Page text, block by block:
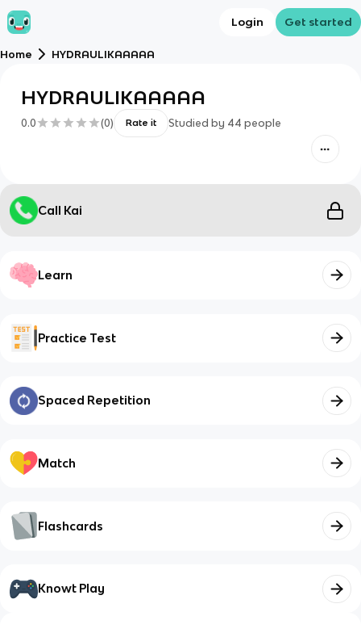
Login Get started
Home HYDRAULIKAAAAA
HYDRAULIKAAAAA
0.0 (0) Rate it Studied by 44 people
Call Kai
Learn
Practice Test
Spaced Repetition
Match
Flashcards
Knowt Play